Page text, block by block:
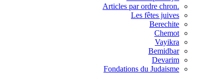
.Articles par ordre chron
Les fêtes juives
Berechite
Chemot
Vayikra
Bemidbar
Devarim
Fondations du Judaisme